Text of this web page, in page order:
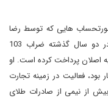
هایی که توسط رضا
ضراب یا صراف پرداخت شده، قانونی نیست. در دو سال گذشته ضراب 103
ترکیه و 16 میلیون لیر به اصلان پرداخت کرده است. او
فعالیت در زمینه تجارت
سال 2011 آغاز کرد. در سال 2012 او بیش از نیمی از صادرات طلای